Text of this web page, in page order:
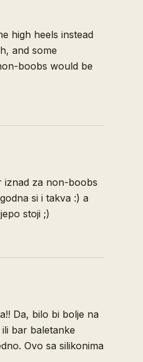
high heels instead
and some
boobs would be
iznad za non-boobs
si i takva :) a
stoji ;)
Da, bilo bi bolje na
bar baletanke
Ovo sa silikonima